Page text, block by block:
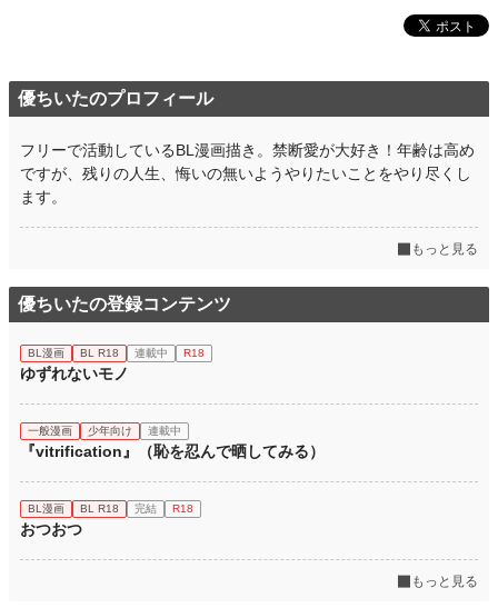
優ちいたのプロフィール
フリーで活動しているBL漫画描き。禁断愛が大好き！年齢は高め
ですが、残りの人生、悔いの無いようやりたいことをやり尽くし
ます。
もっと見る
優ちいたの登録コンテンツ
BL漫画 BL R18 連載中 R18
ゆずれないモノ
一般漫画 少年向け 連載中
『vitrification』（恥を忍んで晒してみる）
BL漫画 BL R18 完結 R18
おつおつ
もっと見る